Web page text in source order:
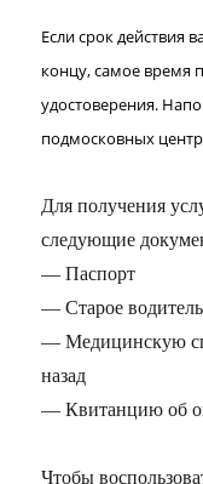
Если срок действия
концу, самое время
удостоверения.
подмосковных
Для получения
следующие
— Паспорт
— Старое
— Медицинскую
назад
— Квитанцию об
Чтобы